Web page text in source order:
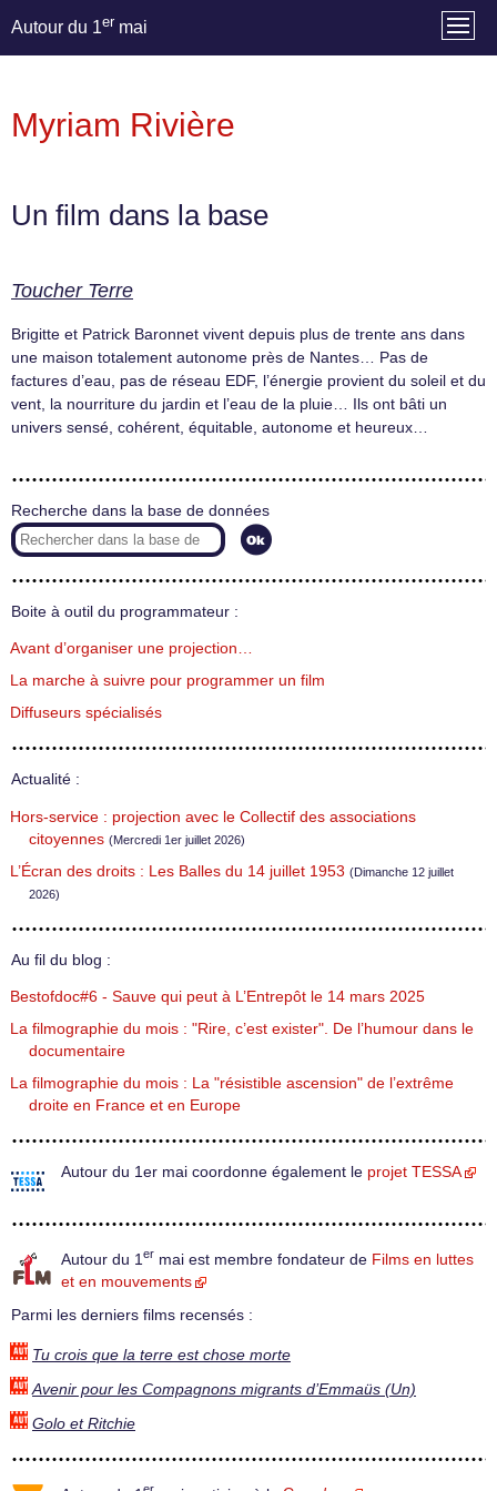
Autour du 1er mai
Myriam Rivière
Un film dans la base
Toucher Terre
Brigitte et Patrick Baronnet vivent depuis plus de trente ans dans
une maison totalement autonome près de Nantes… Pas de
factures d’eau, pas de réseau EDF, l’énergie provient du soleil et du
vent, la nourriture du jardin et l’eau de la pluie… Ils ont bâti un
univers sensé, cohérent, équitable, autonome et heureux…
Recherche dans la base de données
Boite à outil du programmateur :
Avant d’organiser une projection…
La marche à suivre pour programmer un film
Diffuseurs spécialisés
Actualité :
Hors-service : projection avec le Collectif des associations
citoyennes (Mercredi 1er juillet 2026)
L’Écran des droits : Les Balles du 14 juillet 1953 (Dimanche 12 juillet
2026)
Au fil du blog :
Bestofdoc#6 - Sauve qui peut à L’Entrepôt le 14 mars 2025
La filmographie du mois : "Rire, c’est exister". De l’humour dans le
documentaire
La filmographie du mois : La "résistible ascension" de l’extrême
droite en France et en Europe
Autour du 1er mai coordonne également le projet TESSA
Autour du 1 er mai est membre fondateur de Films en luttes
et en mouvements
Parmi les derniers films recensés :
Tu crois que la terre est chose morte
Avenir pour les Compagnons migrants d’Emmaüs (Un)
Golo et Ritchie
er